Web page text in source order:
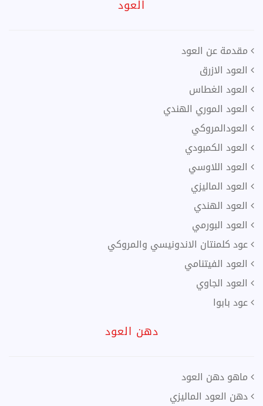
العود
مقدمة عن العود
العود الازرق
العود الغطاس
العود الموري الهندي
العودالمروكي
العود الكمبودي
العود اللاوسي
العود الماليزي
العود الهندي
العود البورمي
عود كلمنتان الاندونيسي والمروكي
العود الفيتنامي
العود الجاوي
عود بابوا
دهن العود
ماهو دهن العود
دهن العود الماليزي